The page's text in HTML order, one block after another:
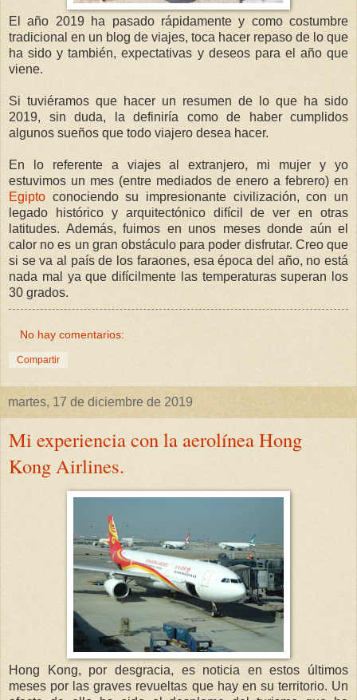
El año 2019 ha pasado rápidamente y como costumbre
tradicional en un blog de viajes, toca hacer repaso de lo que
ha sido y también, expectativas y deseos para el año que
viene.
Si tuviéramos que hacer un resumen de lo que ha sido
2019, sin duda, la definiría como de haber cumplidos
algunos sueños que todo viajero desea hacer.
En lo referente a viajes al extranjero, mi mujer y yo
estuvimos un mes (entre mediados de enero a febrero) en
Egipto conociendo su impresionante civilización, con un
legado histórico y arquitectónico difícil de ver en otras
latitudes. Además, fuimos en unos meses donde aún el
calor no es un gran obstáculo para poder disfrutar. Creo que
si se va al país de los faraones, esa época del año, no está
nada mal ya que difícilmente las temperaturas superan los
30 grados.
No hay comentarios:
Compartir
martes, 17 de diciembre de 2019
Mi experiencia con la aerolínea Hong
Kong Airlines.
Hong Kong, por desgracia, es noticia en estos últimos
meses por las graves revueltas que hay en su territorio. Un